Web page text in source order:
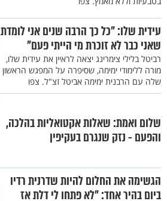
עידית שלו: "כל כך הרבה שנים אני לומדת
שאני כבר לא זוכרת מי הייתי פעם"
רביטל בלילי צימרינג יצאה לראיין את עידית שלו,
מורה ללימודי ימימה, שסיפרה על המפגש הראשון
שלה עם הרבנית ימימה אביטל זצ"ל. צפו
שלום ואמת: שאלות אקטואליות בהלכה,
והפעם - נזק שנגרם בעקיפין
הגשימה את החלום להיות שדרנית רדיו
ביום בהיר אחד: "לא פתחו לי דלת אז